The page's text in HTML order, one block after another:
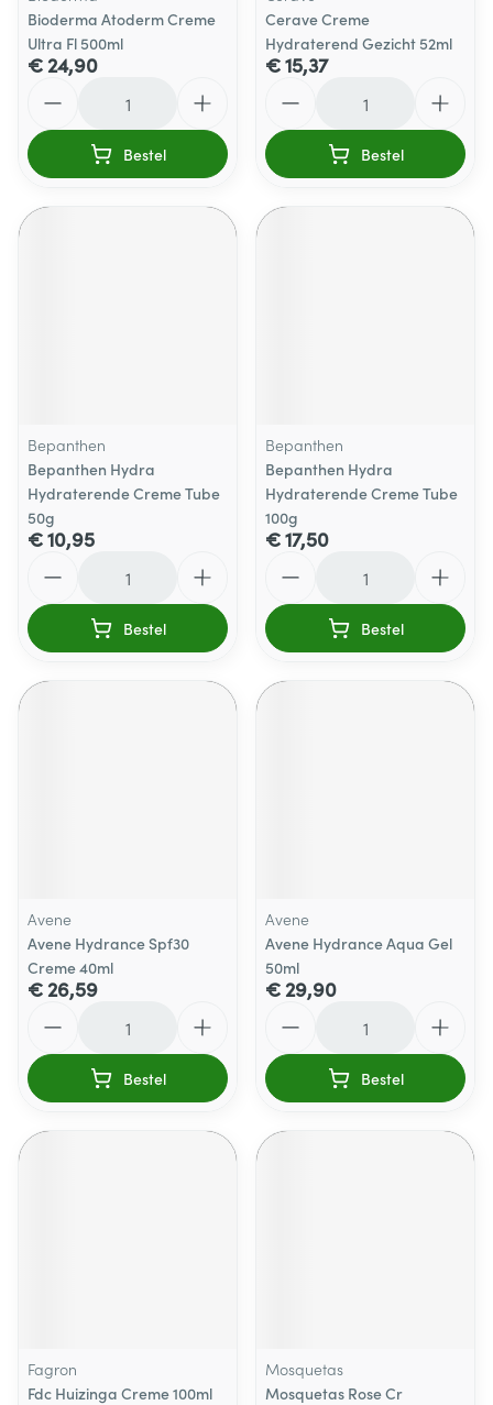
Bioderma Atoderm Creme
Ultra Fl 500ml
€ 24,90
Bestel
Cerave Creme
Hydraterend Gezicht 52ml
€ 15,37
Bestel
Bepanthen
Bepanthen Hydra
Hydraterende Creme Tube
50g
€ 10,95
Bestel
Bepanthen
Bepanthen Hydra
Hydraterende Creme Tube
100g
€ 17,50
Bestel
Avene
Avene Hydrance Spf30
Creme 40ml
€ 26,59
Bestel
Avene
Avene Hydrance Aqua Gel
50ml
€ 29,90
Bestel
Fagron
Fdc Huizinga Creme 100ml
Mosquetas
Mosquetas Rose Cr